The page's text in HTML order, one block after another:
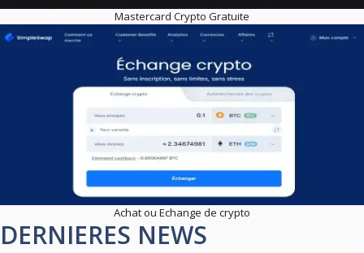
Mastercard Crypto Gratuite
Achat ou Echange de crypto
DERNIERES NEWS